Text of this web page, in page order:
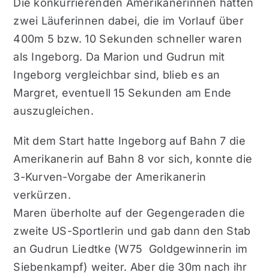
Die konkurrierenden Amerikanerinnen hatten
zwei Läuferinnen dabei, die im Vorlauf über
400m 5 bzw. 10 Sekunden schneller waren
als Ingeborg. Da Marion und Gudrun mit
Ingeborg vergleichbar sind, blieb es an
Margret, eventuell 15 Sekunden am Ende
auszugleichen.
Mit dem Start hatte Ingeborg auf Bahn 7 die
Amerikanerin auf Bahn 8 vor sich, konnte die
3-Kurven-Vorgabe der Amerikanerin
verkürzen.
Maren überholte auf der Gegengeraden die
zweite US-Sportlerin und gab dann den Stab
an Gudrun Liedtke (W75 Goldgewinnerin im
Siebenkampf) weiter. Aber die 30m nach ihr